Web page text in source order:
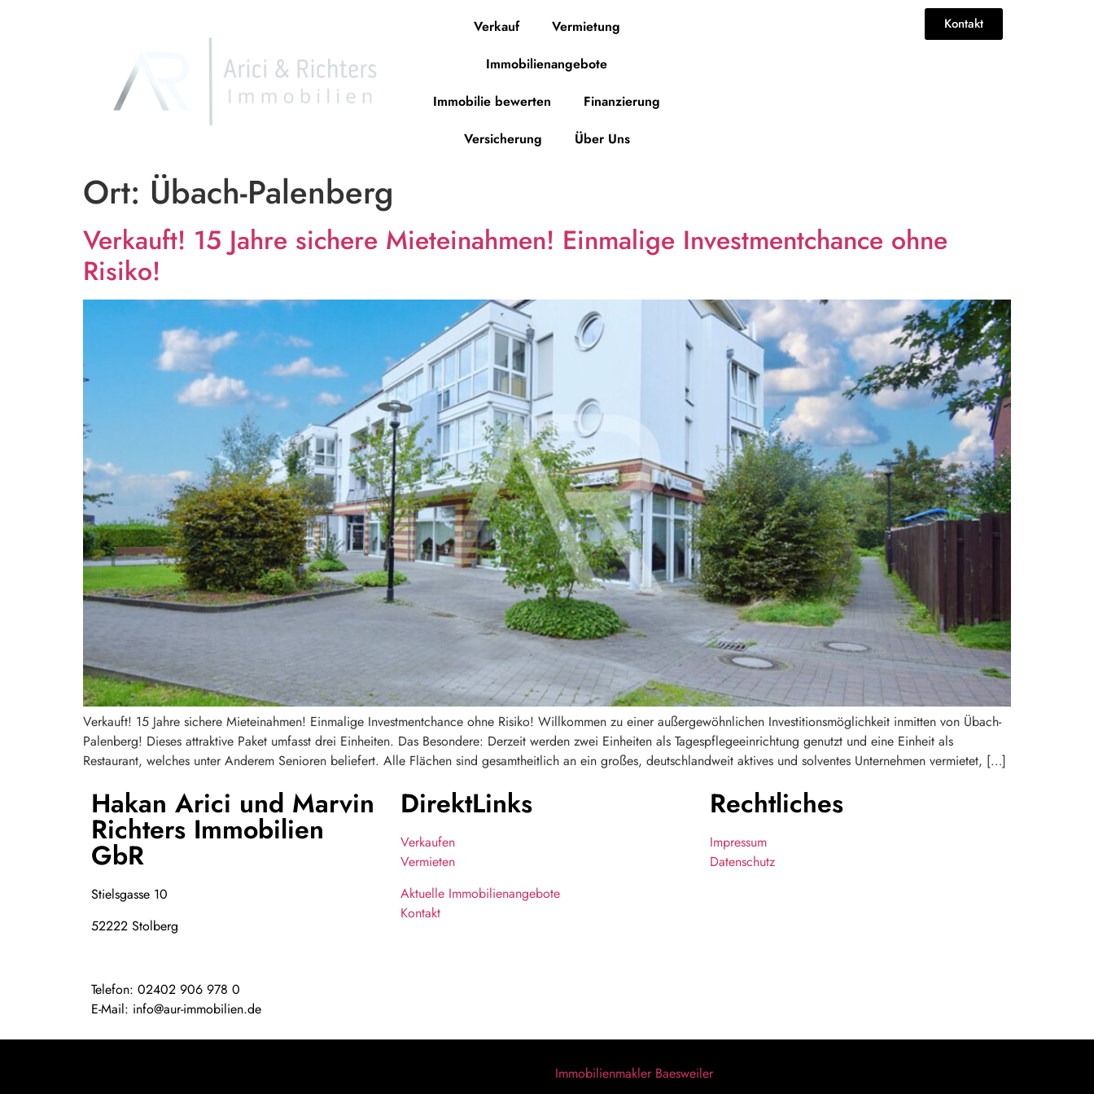
Verkauf
Vermietung
Immobilienangebote
Immobilie bewerten
Finanzierung
Versicherung
Über Uns
Kontakt
Ort: Übach-Palenberg
Verkauft! 15 Jahre sichere Mieteinahmen! Einmalige Investmentchance ohne
Risiko!
Verkauft! 15 Jahre sichere Mieteinahmen! Einmalige Investmentchance ohne Risiko! Willkommen zu einer außergewöhnlichen Investitionsmöglichkeit inmitten von Übach-
Palenberg! Dieses attraktive Paket umfasst drei Einheiten. Das Besondere: Derzeit werden zwei Einheiten als Tagespflegeeinrichtung genutzt und eine Einheit als
Restaurant, welches unter Anderem Senioren beliefert. Alle Flächen sind gesamtheitlich an ein großes, deutschlandweit aktives und solventes Unternehmen vermietet, […]
Hakan Arici und Marvin
Richters Immobilien
GbR
Stielsgasse 10
52222 Stolberg
Telefon: 02402 906 978 0
E-Mail: info@aur-immobilien.de
DirektLinks
Verkaufen
Vermieten
Aktuelle Immobilienangebote
Kontakt
Rechtliches
Impressum
Datenschutz
Immobilienmakler Baesweiler